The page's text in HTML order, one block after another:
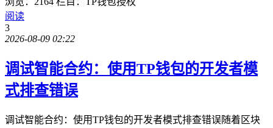
阅读
3
2026-08-09 02:22
调试智能合约：使用TP钱包的开发者模
式排查错误
调试智能合约：使用TP钱包的开发者模式排查错误随着区块